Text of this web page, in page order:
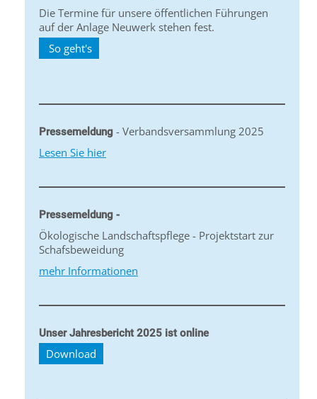
Die Termine für unsere öffentlichen Führungen
auf der Anlage Neuwerk stehen fest.
So geht's
Pressemeldung - Verbandsversammlung 2025
Lesen Sie hier
Pressemeldung -
Ökologische Landschaftspflege - Projektstart zur
Schafsbeweidung
mehr Informationen
Unser Jahresbericht 2025 ist online
Download